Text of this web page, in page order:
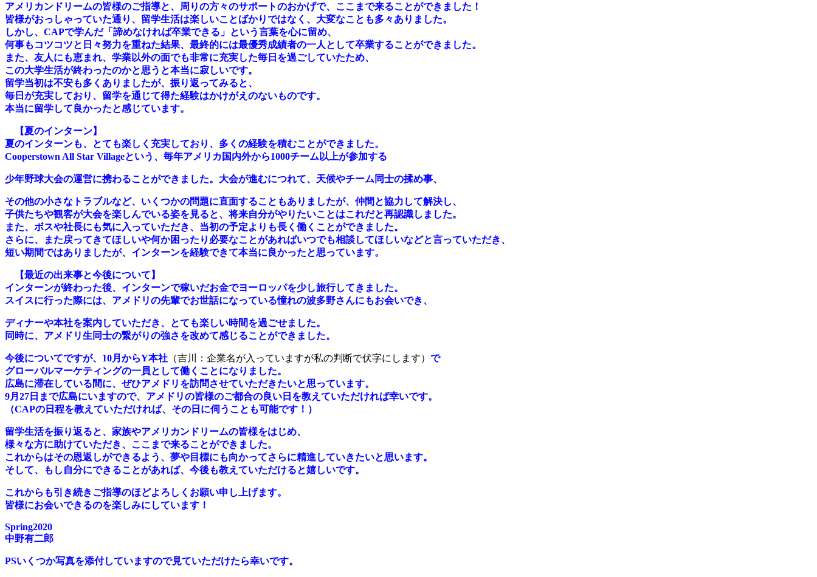
アメリカンドリームの皆様のご指導と、周りの方々のサポートのおかげで、ここまで来ることができました！
皆様がおっしゃっていた通り、留学生活は楽しいことばかりではなく、大変なことも多々ありました。
しかし、CAPで学んだ「諦めなければ卒業できる」という言葉を心に留め、
何事もコツコツと日々努力を重ねた結果、最終的には最優秀成績者の一人として卒業することができました。
また、友人にも恵まれ、学業以外の面でも非常に充実した毎日を過ごしていたため、
この大学生活が終わったのかと思うと本当に寂しいです。
留学当初は不安も多くありましたが、振り返ってみると、
毎日が充実しており、留学を通じて得た経験はかけがえのないものです。
本当に留学して良かったと感じています。
【夏のインターン】
夏のインターンも、とても楽しく充実しており、多くの経験を積むことができました。
Cooperstown All Star Villageという、毎年アメリカ国内外から1000チーム以上が参加する
少年野球大会の運営に携わることができました。 大会が進むにつれて、 天候やチーム同士の揉め事、
その他の小さなトラブルなど、いくつかの問題に直面することもありましたが、仲間と協力して解決し、
子供たちや観客が大会を楽しんでいる姿を見ると、将来自分がやりたいことはこれだと再認識しました。
また、ボスや社長にも気に入っていただき、当初の予定よりも長く働くことができました。
さらに、また戻ってきてほしいや何か困ったり必要なことがあればいつでも相談してほしいなどと言っていただき、
短い期間ではありましたが、インターンを経験できて本当に良かったと思っています。
【最近の出来事と今後について】
インターンが終わった後、インターンで稼いだお金でヨーロッパを少し旅行してきました。
スイスに行った際には、アメドリの先輩でお世話になっている憧れの波多野さんにもお会いでき、
ディナーや本社を案内していただき、とても楽しい時間を過ごせました。
同時に、アメドリ生同士の繋がりの強さを改めて感じることができました。
今後についてですが、10月からY本社 （吉川：企業名が入っていますが私の判断で伏字にします） で
グローバルマーケティングの一員として働くことになりました。
広島に滞在している間に、ぜひアメドリを訪問させていただきたいと思っています。
9月27日まで広島にいますので、アメドリの皆様のご都合の良い日を教えていただければ幸いです。
（CAPの日程を教えていただければ、その日に伺うことも可能です！）
留学生活を振り返ると、家族やアメリカンドリームの皆様をはじめ、
様々な方に助けていただき、ここまで来ることができました。
これからはその恩返しができるよう、夢や目標にも向かってさらに精進していきたいと思います。
そして、もし自分にできることがあれば、今後も教えていただけると嬉しいです。
これからも引き続きご指導のほどよろしくお願い申し上げます。
皆様にお会いできるのを楽しみにしています！
Spring2020
中野有二郎
PSいくつか写真を添付していますので見ていただけたら幸いです。